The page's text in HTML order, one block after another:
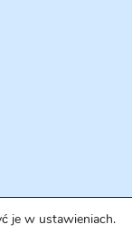
je w ustawieniach.